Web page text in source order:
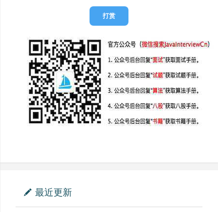
打赏
最近更新